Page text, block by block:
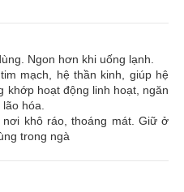
Ngon hơn khi uống lạnh.
mạch, hệ thần kinh, giúp hệ
hoạt động linh hoạt, ngăn
hóa.
khô ráo, thoáng mát. Giữ ở
trong ngà